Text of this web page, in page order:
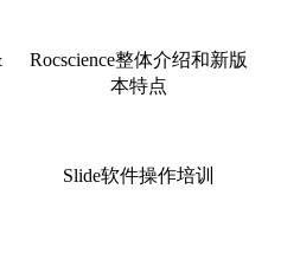
Rocscience整体介绍和新版
本特点
Slide软件操作培训